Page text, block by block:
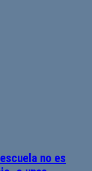
no es